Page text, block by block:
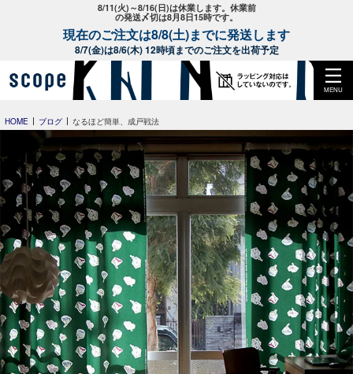
8/11(火)～8/16(日)は休業します。休業前
の発送〆切は8月8日15時です。
現在のご注文は8/8(土)までに発送します
8/7(金)は8/6(木) 12時頃までのご注文を出荷予定
MENU
HOME ブログ なるほど簡単、成戸戦法